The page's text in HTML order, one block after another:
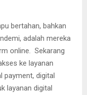
bertahan, bahkan
adalah mereka
online. Sekarang
ke layanan
payment, digital
layanan digital